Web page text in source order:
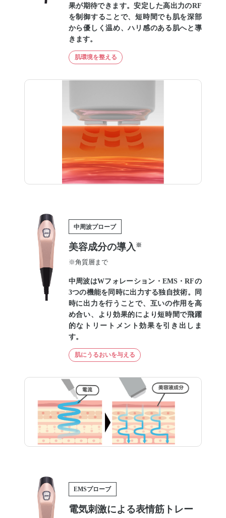
果が期待できます。安定した高出力のRF
を制御することで、短時間でも肌を深部
から優しく温め、ハリ感のある肌へと導
きます。
肌環境を整える
中周波プローブ
美容成分の導入 ※
※角質層まで
中周波はWフォレーション・EMS・RFの
3つの機能を同時に出力する独自技術。同
時に出力を行うことで、互いの作用を高
め合い、より効果的により短時間で飛躍
的なトリートメント効果を引き出しま
す。
肌にうるおいを与える
EMSプローブ
電気刺激による表情筋トレー